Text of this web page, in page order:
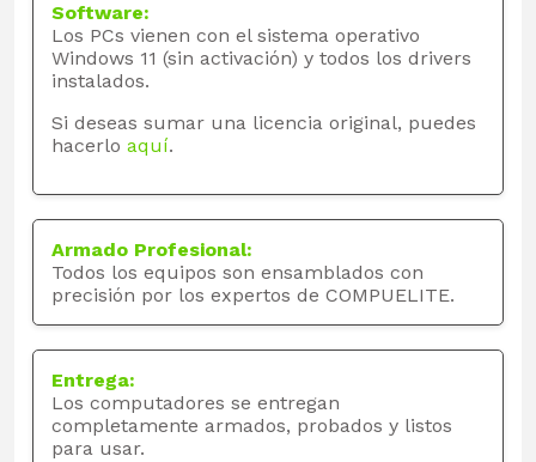
Software:
Los PCs vienen con el sistema operativo
Windows 11 (sin activación) y todos los drivers
instalados.
Si deseas sumar una licencia original, puedes
hacerlo aquí.
Armado Profesional:
Todos los equipos son ensamblados con
precisión por los expertos de COMPUELITE.
Entrega:
Los computadores se entregan
completamente armados, probados y listos
para usar.